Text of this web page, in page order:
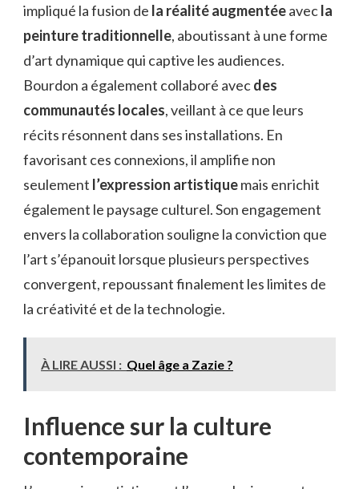
impliqué la fusion de la réalité augmentéeavecla
peinture traditionnelle, aboutissant à une forme
d’art dynamique qui captive les audiences.
Bourdon a également collaboré avecdes
communautés locales, veillant à ce que leurs
récits résonnent dans ses installations. En
favorisant ces connexions, il amplifie non
seulement l’expression artistiquemais enrichit
également le paysage culturel. Son engagement
envers la collaboration souligne la conviction que
l’art s’épanouit lorsque plusieurs perspectives
convergent, repoussant finalement les limites de
la créativité et de la technologie.
À LIRE AUSSI : Quel âge a Zazie ?
Influence sur la culture
contemporaine